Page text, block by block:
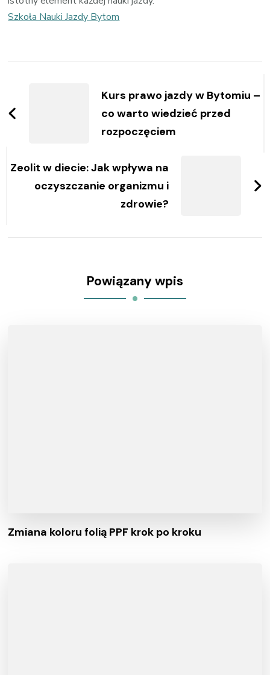
Szkoła Nauki Jazdy Bytom
Kurs prawo jazdy w Bytomiu –
co warto wiedzieć przed
rozpoczęciem
Zeolit w diecie: Jak wpływa na
oczyszczanie organizmu i
zdrowie?
Powiązany wpis
Zmiana koloru folią PPF krok po kroku